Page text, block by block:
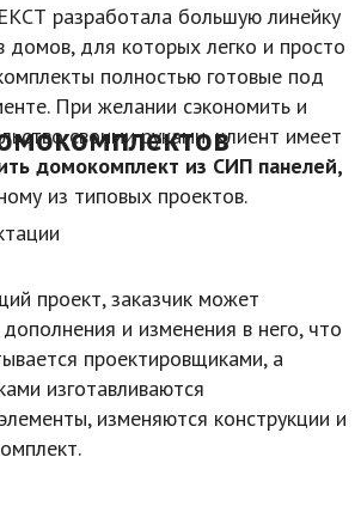
разработала большую линейку
домов, для которых легко и просто
полностью готовые под
При желании сэкономить и
своими руками, клиент имеет
домокомплект из СИП панелей,
из типовых проектов.
проект, заказчик может
и изменения в него, что
проектировщиками, а
изготавливаются
изменяются конструкции и